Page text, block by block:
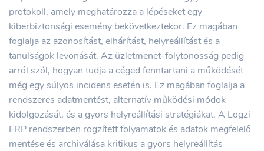
protokoll, amely meghatározza a lépéseket egy
kiberbiztonsági esemény bekövetkeztekor. Ez magában
foglalja az azonosítást, elhárítást, helyreállítást és a
tanulságok levonását. Az üzletmenet-folytonosság pedig
arról szól, hogyan tudja a céged fenntartani a működését
még egy súlyos incidens esetén is. Ez magában foglalja a
rendszeres adatmentést, alternatív működési módok
kidolgozását, és a gyors helyreállítási stratégiákat. A Logzi
ERP rendszerben rögzített folyamatok és adatok megfelelő
mentése és archiválása kritikus a gyors helyreállítás